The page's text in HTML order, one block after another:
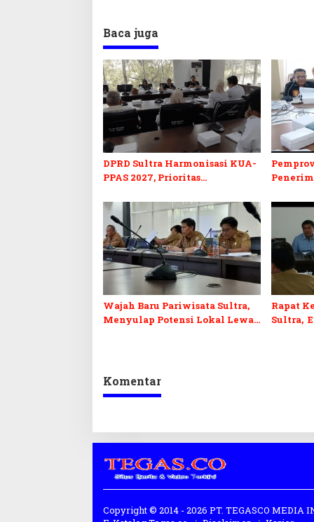
Baca juga
DPRD Sultra Harmonisasi KUA-
PPAS 2027, Prioritas
Pelunasan Utang Infrastruktur
Wajah Baru Pariwisata Sultra,
Menyulap Potensi Lokal Lewat
Rapat
Sultra,
Komentar
Copyright © 2014 - 2026 PT. TEGASCO MEDIA